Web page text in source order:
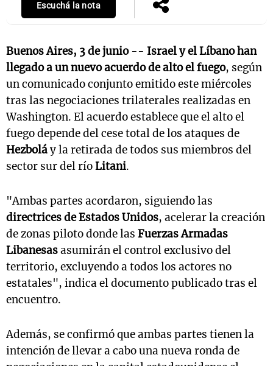
Escuchá la nota
Buenos Aires, 3 de junio-- Israel y el Líbano han
llegado a un nuevo acuerdo de alto el fuego, según
un comunicado conjunto emitido este miércoles
tras las negociaciones trilaterales realizadas en
Washington. El acuerdo establece que el alto el
fuego depende del cese total de los ataques de
Hezboláy la retirada de todos sus miembros del
sector sur del ríoLitani.
"Ambas partes acordaron, siguiendo las
directrices de Estados Unidos, acelerar la creación
de zonas piloto donde las Fuerzas Armadas
Libanesasasumirán el control exclusivo del
territorio, excluyendo a todos los actores no
estatales", indica el documento publicado tras el
encuentro.
Además, se confirmó que ambas partes tienen la
intención de llevar a cabo una nueva ronda de